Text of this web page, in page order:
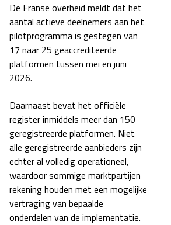
De Franse overheid meldt dat het
aantal actieve deelnemers aan het
pilotprogramma is gestegen van
17 naar 25 geaccrediteerde
platformen tussen mei en juni
2026.
Daarnaast bevat het officiële
register inmiddels meer dan 150
geregistreerde platformen. Niet
alle geregistreerde aanbieders zijn
echter al volledig operationeel,
waardoor sommige marktpartijen
rekening houden met een mogelijke
vertraging van bepaalde
onderdelen van de implementatie.